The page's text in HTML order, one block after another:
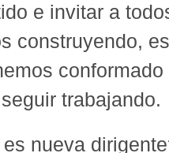
e invitar a
construyendo,
trabajando.
nueva